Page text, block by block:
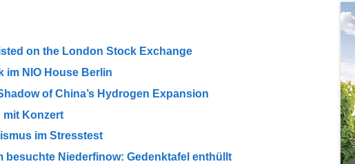
on the London Stock Exchange
im NIO House Berlin
of China’s Hydrogen Expansion
Konzert
im Stresstest
Niederfinow: Gedenktafel enthüllt